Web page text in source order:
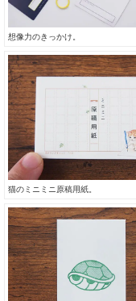
想像力のきっかけ。
猫のミニミニ原稿用紙。